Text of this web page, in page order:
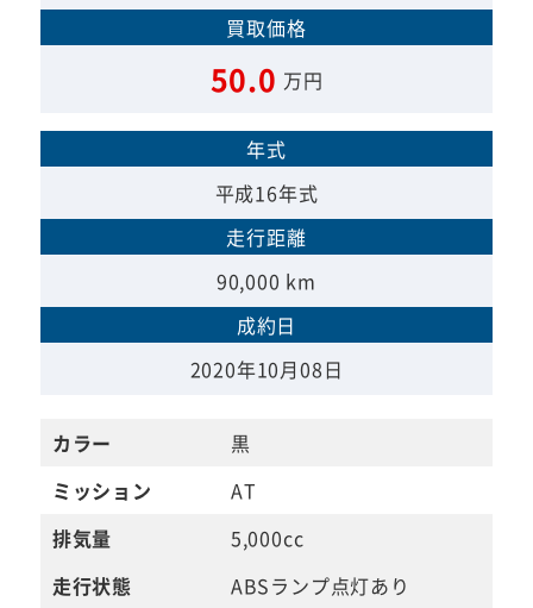
買取価格
50.0 万円
年式
平成16年式
走行距離
90,000 km
成約日
2020年10月08日
カラー
黒
ミッション
AT
排気量
5,000cc
走行状態
ABSランプ点灯あり